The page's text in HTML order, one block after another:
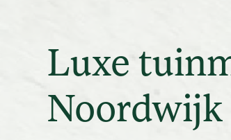
Luxe
Noordwijk